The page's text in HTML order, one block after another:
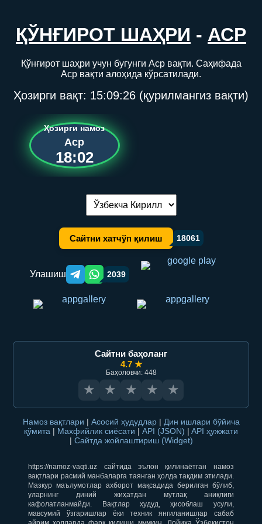
ҚЎНҒИРОТ ШАҲРИ - АСР
Қўнғирот шаҳри учун бугунги Аср вақти. Саҳифада
Аср вақти алоҳида кўрсатилади.
Ҳозирги вақт: 15:09:26 (қурилмангиз вақти)
Ҳозирги намоз
Аср
18:02
Тилни алмаштириш:
Сайтни хатчўп қилиш 18061
Улашиш Telegram orqali ulashish
WhatsApp orqali ulashish
2039
Сайтни баҳоланг
4.7 ★
Баҳоловчи: 448
★ ★ ★ ★ ★
Намоз вақтлари | Асосий ҳудудлар | Дин ишлари бўйича
қўмита | Махфийлик сиёсати | API (JSON) | API ҳужжати
| Сайтда жойлаштириш (Widget)
https://namoz-vaqti.uz сайтида эълон қилинаётган намоз
вақтлари расмий манбаларга таянган ҳолда тақдим этилади.
Мазкур маълумотлар ахборот мақсадида берилган бўлиб,
уларнинг диний жиҳатдан мутлақ аниқлиги
кафолатланмайди. Вақтлар ҳудуд, ҳисоблаш усули,
мавсумий ўзгаришлар ёки техник янгиланишлар сабаб